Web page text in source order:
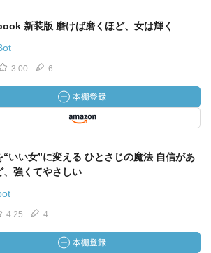
新装版 磨けば磨くほど、女は輝く
3.00 6
“いい女”に変える ひとさじの魔法 自信があ
、強くてやさしい
4.25 4